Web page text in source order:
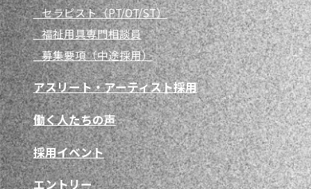
セラピスト（PT/OT/ST）
福祉用具専門相談員
募集要項（中途採用）
アスリート・アーティスト採用
働く人たちの声
採用イベント
エントリー